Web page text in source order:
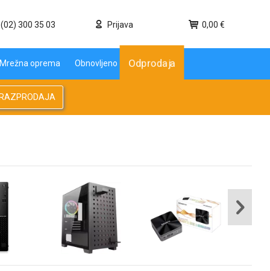
(02) 300 35 03 Prijava 0,00 €
Mrežna oprema Obnovljeno Odprodaja